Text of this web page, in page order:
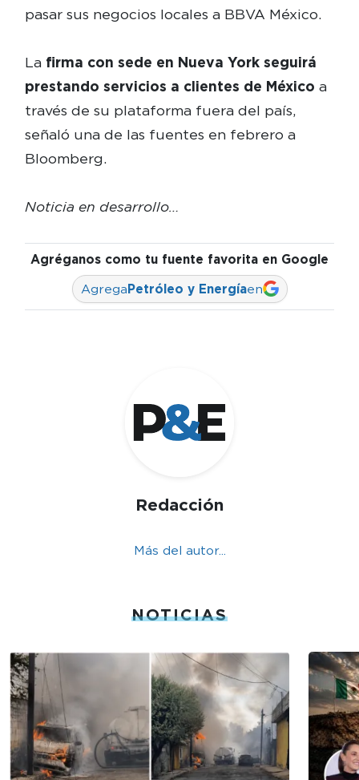
pasar sus negocios locales a BBVA México.
La firma con sede en Nueva York seguirá
prestando servicios a clientes de México a
través de su plataforma fuera del país,
señaló una de las fuentes en febrero a
Bloomberg.
Noticia en desarrollo…
Agréganos como tu fuente favorita en Google
AgregaPetróleo y Energíaen
Redacción
Más del autor...
NOTICIAS